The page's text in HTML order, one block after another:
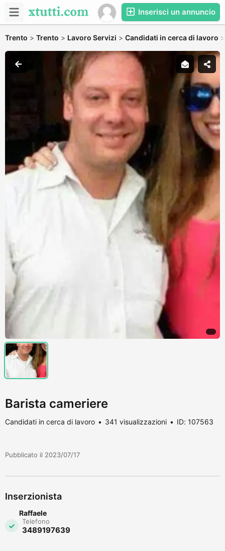
Inserisci un annuncio
Trento > Trento > Lavoro Servizi > Candidati in cerca di lavoro
Barista cameriere
Candidati in cerca di lavoro 341 visualizzazioni ID: 107563
Pubblicato il 2023/07/17
Inserzionista
Raffaele
Telefono
3489197639